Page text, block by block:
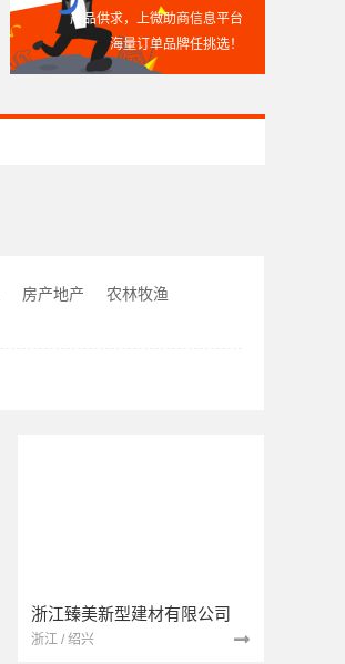
湖南自由家装饰工程有限公司 湖南 / 湘潭
产品供求，上微助商信息平台
海量订单品牌任挑选！
房产地产
农林牧渔
浙江臻美新型建材有限公司
浙江 / 绍兴